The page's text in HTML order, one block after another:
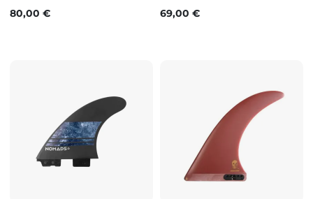
Prix
80,00 € Prix
69,00 €